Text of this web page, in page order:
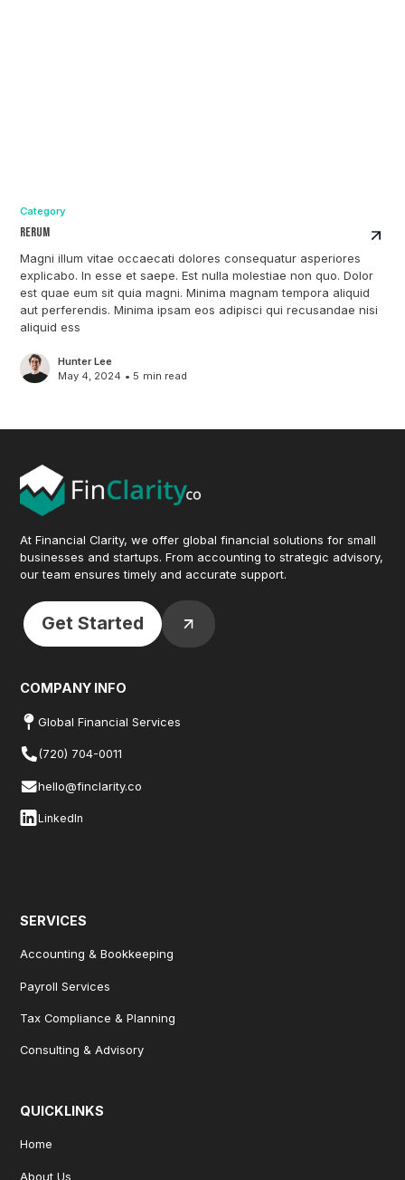
Category
Rerum
Magni illum vitae occaecati dolores consequatur asperiores
explicabo. In esse et saepe. Est nulla molestiae non quo. Dolor
est quae eum sit quia magni. Minima magnam tempora aliquid
aut perferendis. Minima ipsam eos adipisci qui recusandae nisi
aliquid ess
Hunter Lee
May 4, 2024 • 5 min read
At Financial Clarity, we offer global financial solutions for small
businesses and startups. From accounting to strategic advisory,
our team ensures timely and accurate support.
Get Started
COMPANY INFO
Global Financial Services
(720) 704-0011
hello@finclarity.co
LinkedIn
SERVICES
Accounting & Bookkeeping
Payroll Services
Tax Compliance & Planning
Consulting & Advisory
QUICKLINKS
Home
About Us